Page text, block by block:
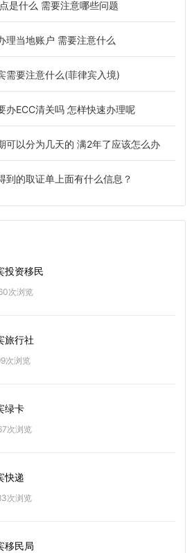
是什么 需要注意哪些问题
理当地账户 需要注意什么
需要注意什么(菲律宾入境)
办ECC清关吗 怎样快速办理呢
可以分为几天的 满2年了应该怎么办
到的取证单上面有什么信息？
投资移民
次浏览
旅行社
次浏览
绿卡
次浏览
快递
次浏览
移民局